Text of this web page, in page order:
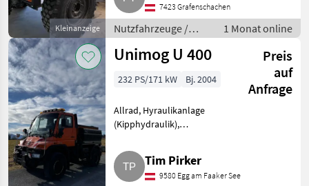
Kleinanzeige
7423 Grafenschachen
Nutzfahrzeuge /
Lastwagen (LKW)
1 Monat online
Unimog U 400
Preis
auf
Anfrage
232 PS/171 kW Bj. 2004
Allrad, Hyraulikanlage
(Kipphydraulik),
Motorstaubremse, Treibstoff:
Diesel Unimog U 400, 110.000
km, 7.550 Bstd., eingetragen als
Tim Pirker
9580 Egg am Faaker See